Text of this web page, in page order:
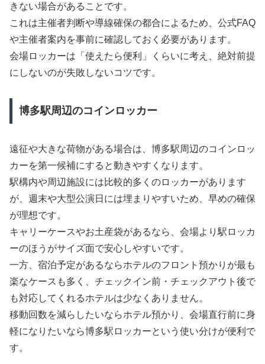
きない場合があることです。
これは主催者判断や導線確保の都合によるため、公式FAQ
や主催者案内を事前に確認しておく必要があります。
会場ロッカーは「使えたら便利」くらいに考え、絶対前提
にしないのが失敗しないコツです。
博多駅周辺のコインロッカー
遠征や大きな荷物がある場合は、博多駅周辺のコインロッ
カーを第一候補にすると動きやすくなります。
駅構内や周辺施設には比較的多くのロッカーがあります
が、週末や大型公演日には埋まりやすいため、早めの確保
が理想です。
キャリーケースやお土産袋があるなら、会場より駅ロッカ
ーのほうがサイズ面で安心しやすいです。
一方、宿泊予定があるならホテルのフロント預かりが最も
楽なケースも多く、チェックイン前・チェックアウト後で
も対応してくれるホテルは少なくありません。
移動回数を減らしたいならホテル預かり、会場直行前に身
軽になりたいなら博多駅ロッカーという使い分けが便利で
す。